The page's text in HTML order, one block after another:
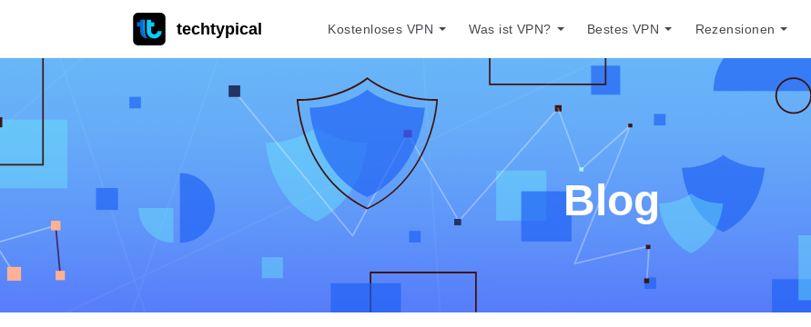
techtypical Kostenloses VPN Was ist VPN? Bestes VPN Rezensionen
Blog